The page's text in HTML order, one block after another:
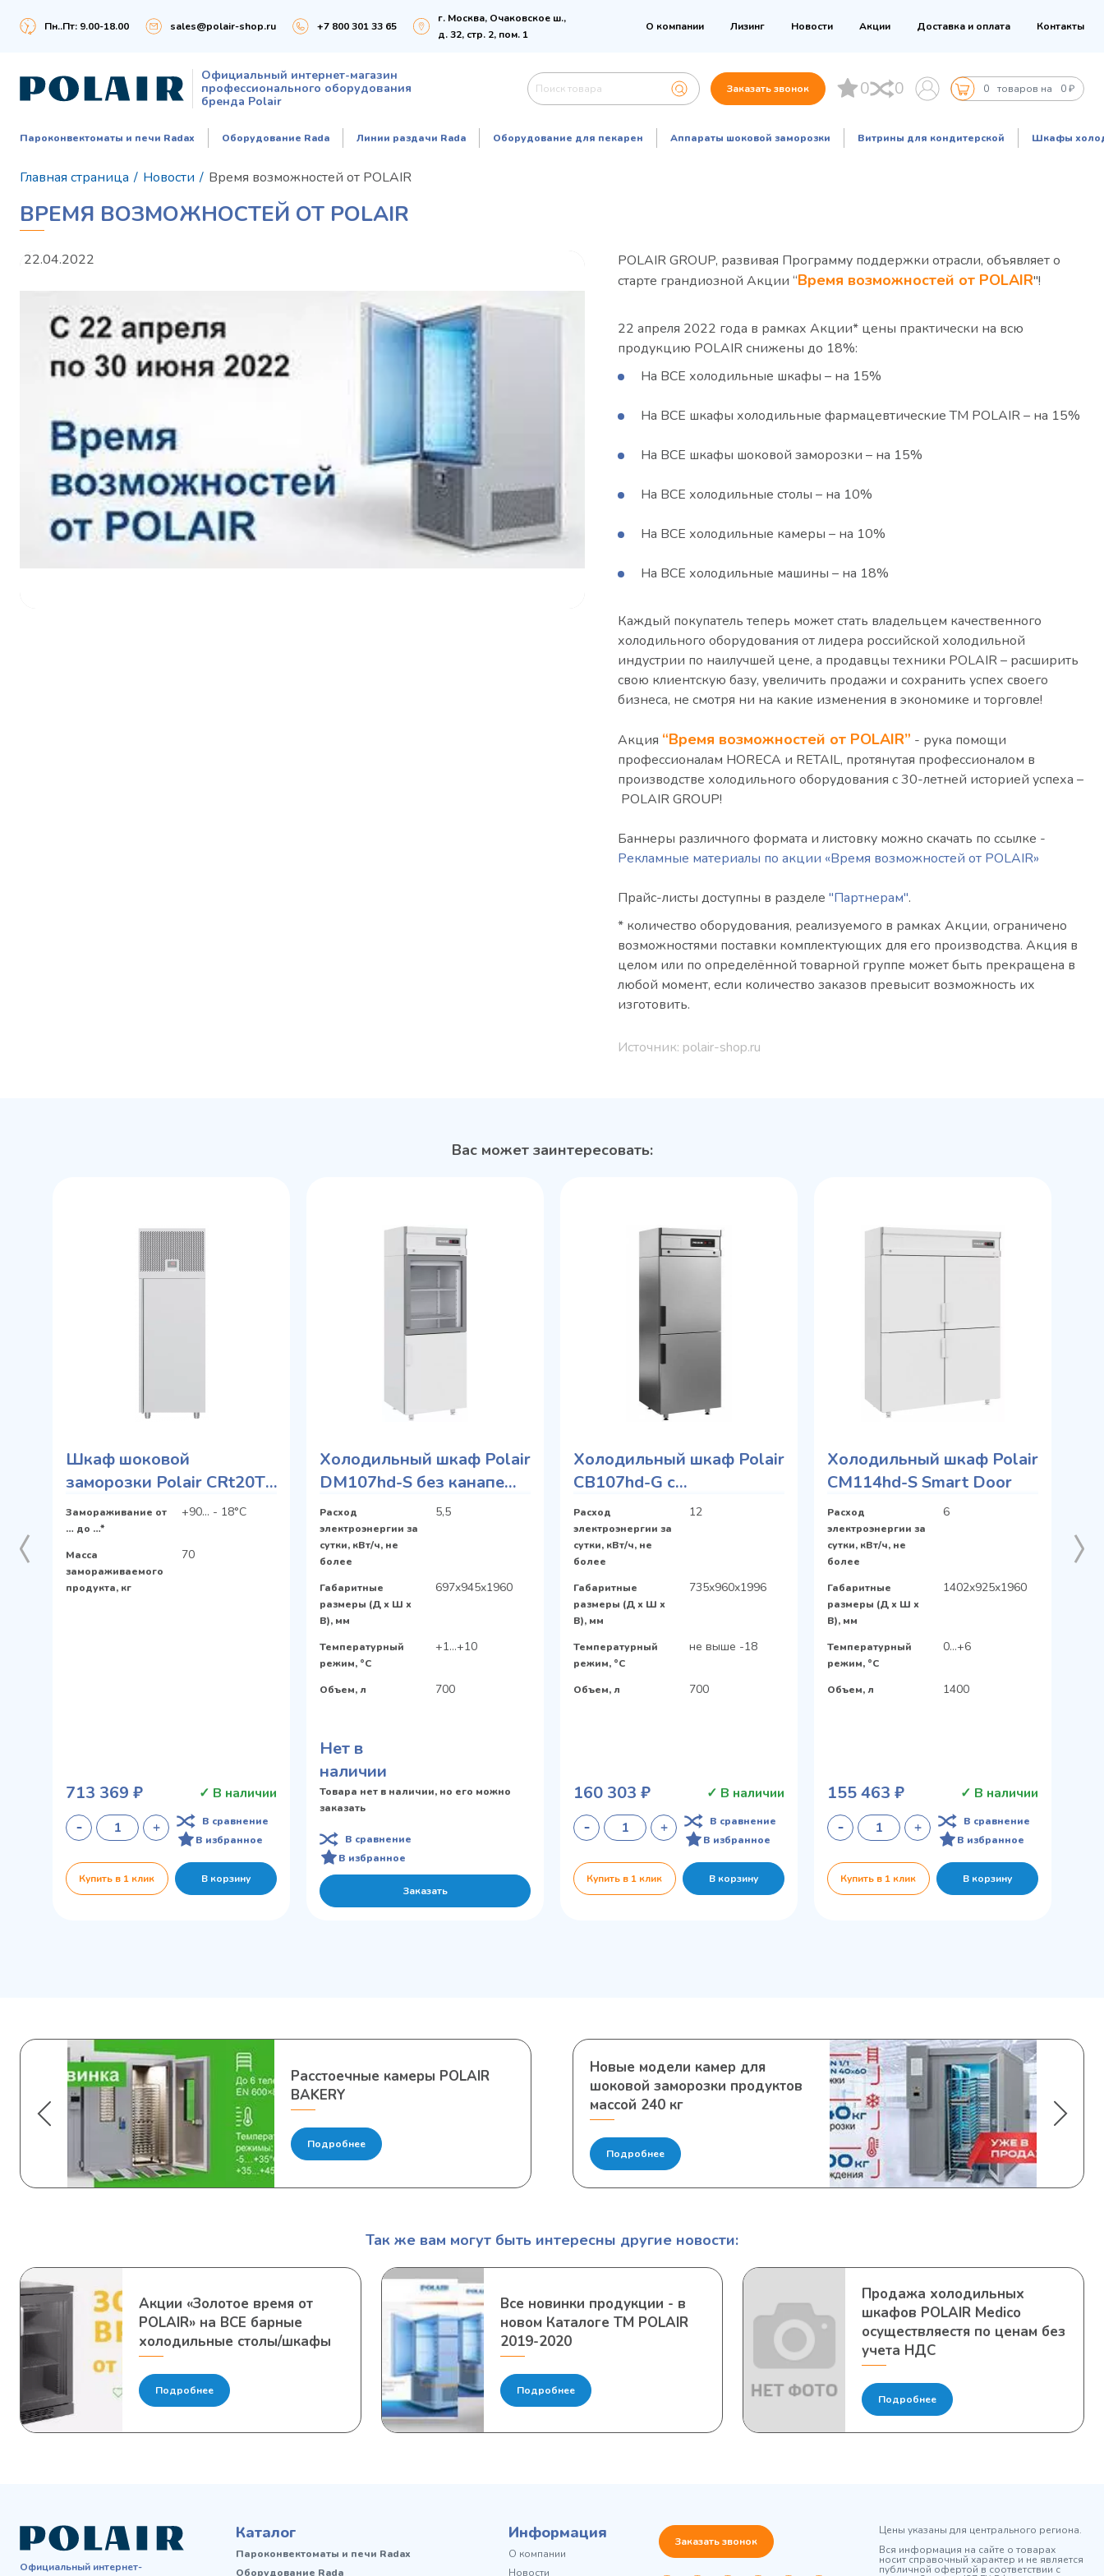
Пн..Пт: 9.00-18.00 sales@polair-shop.ru +7 800 301 33 65
г. Москва, Очаковское ш.,
д. 32, стр. 2, пом. 1
О компании Лизинг Новости Акции Доставка и оплата Контакты
Официальный интернет-магазин
профессионального оборудования
бренда Polair
Заказать звонок 0 0 0 товаров на 0 ₽
Пароконвектоматы и печи Radax Оборудование Rada Линии раздачи Rada Оборудование для пекарен Аппараты шоковой заморозки Витрины для кондитерской Шкафы
Главная страница / Новости / Время возможностей от POLAIR
ВРЕМЯ ВОЗМОЖНОСТЕЙ ОТ POLAIR
22.04.2022
POLAIR GROUP, развивая Программу поддержки отрасли, объявляет о
старте грандиозной Акции “Время возможностей от POLAIR"!
22 апреля 2022 года в рамках Акции* цены практически на всю
продукцию POLAIR снижены до 18%:
На ВСЕ холодильные шкафы – на 15%
На ВСЕ шкафы холодильные фармацевтические ТМ POLAIR – на 15%
На ВСЕ шкафы шоковой заморозки – на 15%
На ВСЕ холодильные столы – на 10%
На ВСЕ холодильные камеры – на 10%
На ВСЕ холодильные машины – на 18%
Каждый покупатель теперь может стать владельцем качественного
холодильного оборудования от лидера российской холодильной
индустрии по наилучшей цене, а продавцы техники POLAIR – расширить
свою клиентскую базу, увеличить продажи и сохранить успех своего
бизнеса, не смотря ни на какие изменения в экономике и торговле!
Акция “Время возможностей от POLAIR” - рука помощи
профессионалам HORECA и RETAIL, протянутая профессионалом в
производстве холодильного оборудования с 30-летней историей успеха –
POLAIR GROUP!
Баннеры различного формата и листовку можно скачать по ссылке -
Рекламные материалы по акции «Время возможностей от POLAIR»
Прайс-листы доступны в разделе "Партнерам".
* количество оборудования, реализуемого в рамках Акции, ограничено
возможностями поставки комплектующих для его производства. Акция в
целом или по определённой товарной группе может быть прекращена в
любой момент, если количество заказов превысит возможность их
изготовить.
Источник: polair-shop.ru
Вас может заинтересовать:
Шкаф шоковой
заморозки Polair CRt20T-
G
Замораживание от
… до …*
+90... - 18°С
Масса
замораживаемого
продукта, кг
70
713 369 ₽ ✓ В наличии
В сравнение
В избранное
Купить в 1 клик В корзину
Холодильный шкаф Polair
DM107hd-S без канапе
Smart Door с глухой
нижней дверью
Расход
электроэнергии за
сутки, кВт/ч, не
более
5,5
Габаритные
размеры (Д х Ш х
В), мм
697x945x1960
Температурный
режим, °C
+1…+10
Объем, л 700
Нет в
наличии
Товара нет в наличии, но его можно
заказать
В сравнение
В избранное
Заказать
Холодильный шкаф Polair
CB107hd-G с
металлической дверью
Расход
электроэнергии за
сутки, кВт/ч, не
более
12
Габаритные
размеры (Д х Ш х
В), мм
735x960x1996
Температурный
режим, °C
не выше -18
Объем, л 700
160 303 ₽ ✓ В наличии
В сравнение
В избранное
Купить в 1 клик В корзину
Холодильный шкаф Polair
CM114hd-S Smart Door
Расход
электроэнергии за
сутки, кВт/ч, не
более
6
Габаритные
размеры (Д х Ш х
В), мм
1402x925x1960
Температурный
режим, °C
0…+6
Объем, л 1400
155 463 ₽ ✓ В наличии
В сравнение
В избранное
Купить в 1 клик В корзину
Расстоечные камеры POLAIR
BAKERY
Подробнее
Новые модели камер для
шоковой заморозки продуктов
массой 240 кг
Подробнее
Так же вам могут быть интересны другие новости:
Акции «Золотое время от
POLAIR» на ВСЕ барные
холодильные столы/шкафы
Подробнее
Все новинки продукции - в
новом Каталоге ТМ POLAIR
2019-2020
Подробнее
Продажа холодильных
шкафов POLAIR Medico
осуществляестя по ценам без
учета НДС
Подробнее
Официальный интернет-
Каталог
Пароконвектоматы и печи Radax
Оборудование Rada
Информация
О компании
Новости
Заказать звонок
Цены указаны для центрального региона.
Вся информация на сайте о товарах
носит справочный характер и не является
публичной офертой в соответствии с